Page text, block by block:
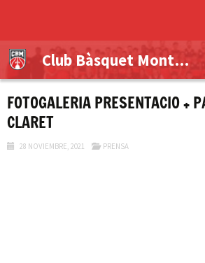
Club Bàsquet Montblanc
FOTOGALERIA PRESENTACIO +
CLARET
28 NOVIEMBRE, 2021 PRENSA